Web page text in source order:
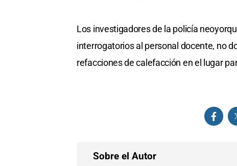
Los investigadores de la policía
interrogatorios al personal docente, no
refacciones de calefacción en el lugar
Sobre el Autor